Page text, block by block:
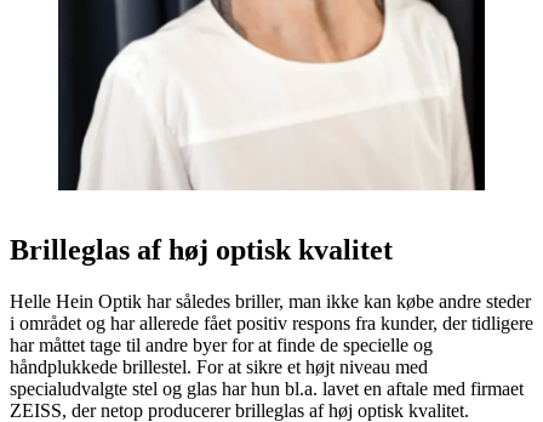
Brilleglas af høj optisk kvalitet
Helle Hein Optik har således briller, man ikke kan købe andre steder
i området og har allerede fået positiv respons fra kunder, der tidligere
har måttet tage til andre byer for at finde de specielle og
håndplukkede brillestel. For at sikre et højt niveau med
specialudvalgte stel og glas har hun bl.a. lavet en aftale med firmaet
ZEISS, der netop producerer brilleglas af høj optisk kvalitet.